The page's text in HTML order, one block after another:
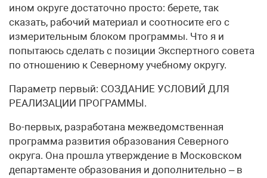
ином округе достаточно просто: берете, так
сказать, рабочий материал и соотносите его с
измерительным блоком программы. Что я и
попытаюсь сделать с позиции Экспертного совета
по отношению к Северному учебному округу.
Параметр первый: СОЗДАНИЕ УСЛОВИЙ ДЛЯ
РЕАЛИЗАЦИИ ПРОГРАММЫ.
Во-первых, разработана межведомственная
программа развития образования Северного
округа. Она прошла утверждение в Московском
департаменте образования и дополнительно – в